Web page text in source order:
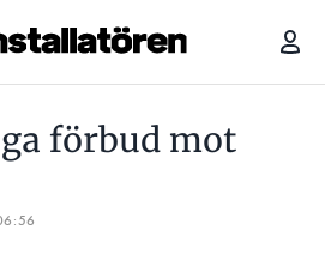
förbud mot
MOT LÅGA PRISER